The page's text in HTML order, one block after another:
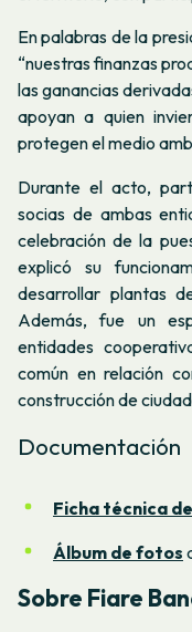
En palabras de la
“nuestras finanzas
las ganancias
apoyan a quien
protegen el medio
Durante el acto,
socias de ambas
celebración de la
explicó su
desarrollar plantas
Además, fue un
entidades
común en relación
construcción de
Documentación
Ficha técnica
Álbum de fotos
Sobre Fiare